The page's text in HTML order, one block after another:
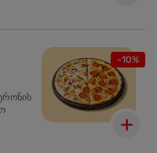
-10%